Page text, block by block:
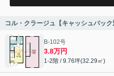
コル・クラージュ【キャッシュバッ
B-102号
3.8万円
1-2階 / 9.76坪(32.29㎡)